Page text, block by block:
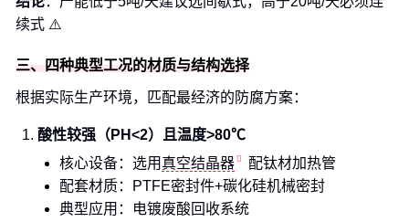
续式 ⚠️
三、四种典型工况的材质与结构选择
根据实际生产环境，匹配最经济的防腐方案：
酸性较强（PH<2）且温度>80℃
核心设备：选用 真空结晶器
配钛材加热管
配套材质：PTFE密封件+碳化硅机械密封
典型应用：电镀废酸回收系统